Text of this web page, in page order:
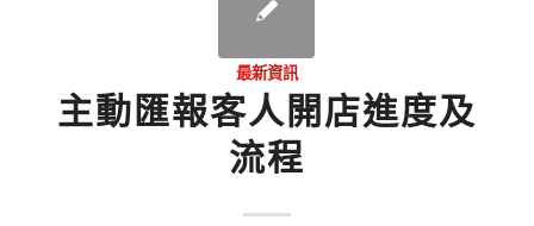
最新資訊
主動匯報客人開店進度及
流程